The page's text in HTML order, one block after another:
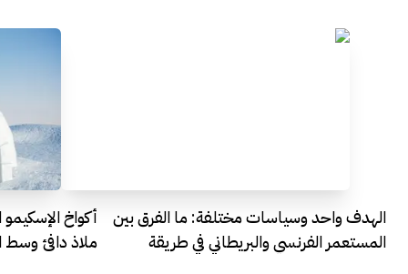
الهدف واحد وسياسات مختلفة: ما الفرق بين
المستعمر الفرنسي والبريطاني في طريقة
ملاذ دافئ وسط